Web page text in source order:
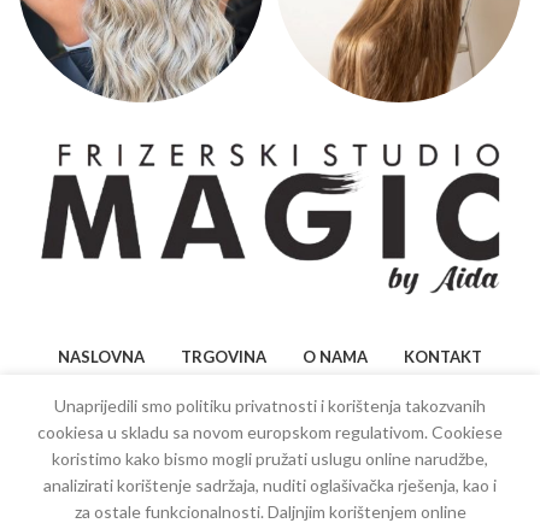
NASLOVNA TRGOVINA O NAMA KONTAKT
Unaprijedili smo politiku privatnosti i korištenja takozvanih
cookiesa u skladu sa novom europskom regulativom. Cookiese
koristimo kako bismo mogli pružati uslugu online narudžbe,
analizirati korištenje sadržaja, nuditi oglašivačka rješenja, kao i
za ostale funkcionalnosti. Daljnjim korištenjem online